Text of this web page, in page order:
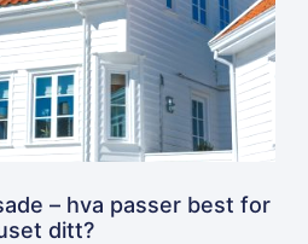
– hva passer best for
ditt?